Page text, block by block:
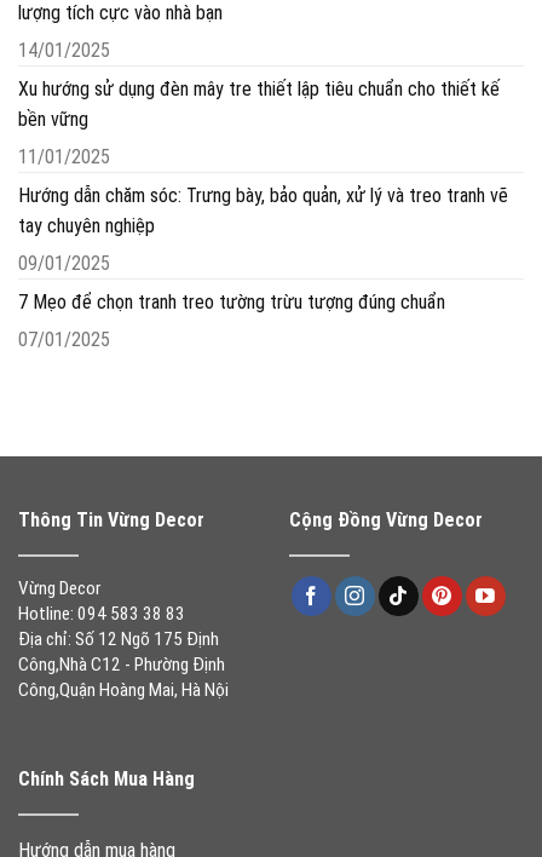
lượng tích cực vào nhà bạn
14/01/2025
Xu hướng sử dụng đèn mây tre thiết lập tiêu chuẩn cho thiết kế
bền vững
11/01/2025
Hướng dẫn chăm sóc: Trưng bày, bảo quản, xử lý và treo tranh vẽ
tay chuyên nghiệp
09/01/2025
7 Mẹo để chọn tranh treo tường trừu tượng đúng chuẩn
07/01/2025
Thông Tin Vừng Decor
Vừng Decor
Hotline: 094 583 38 83
Địa chỉ: Số 12 Ngõ 175 Định
Công,Nhà C12 - Phường Định
Công,Quận Hoàng Mai, Hà Nội
Cộng Đồng Vừng Decor
Chính Sách Mua Hàng
Hướng dẫn mua hàng